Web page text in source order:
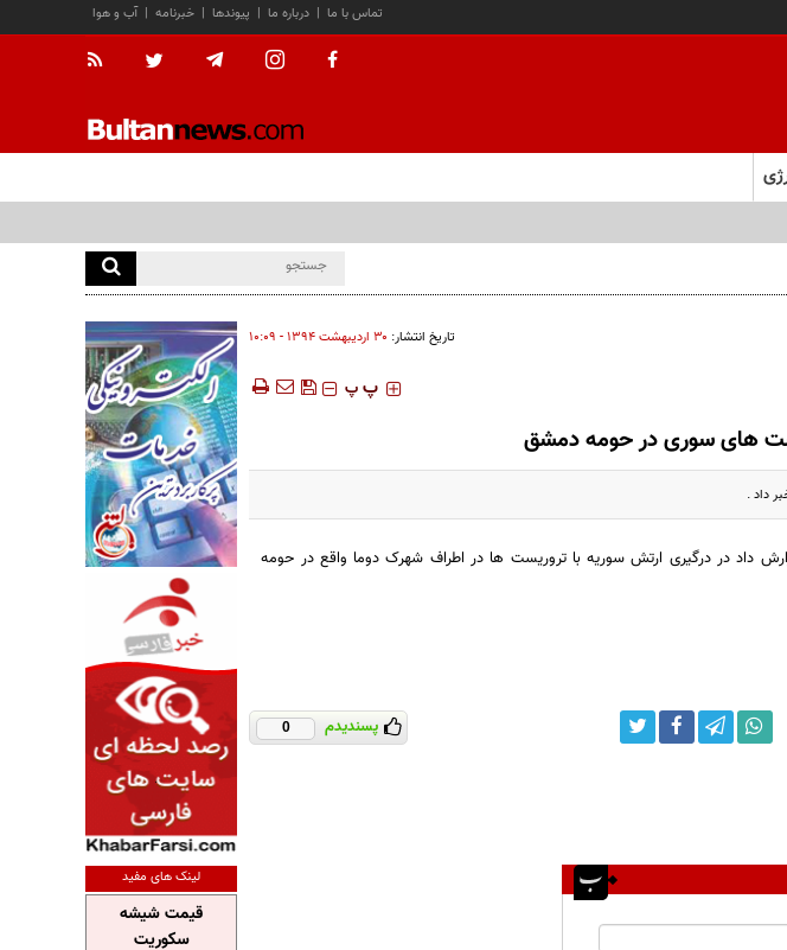
آب و هوا | خبرنامه | پیوندها | درباره ما | تماس با ما
تاریخ انتشار: ۳۰ ارديبهشت ۱۳۹۴ - ۱۰:۰۹
‍‍‍ پ پ
های سوری در حومه دمشق
داد .
داد در درگیری ارتش سوریه با تروریست ها در اطراف شهرک دوما واقع در حومه
پسندیدم 0
لینک های مفید
قیمت شیشه
سکوریت